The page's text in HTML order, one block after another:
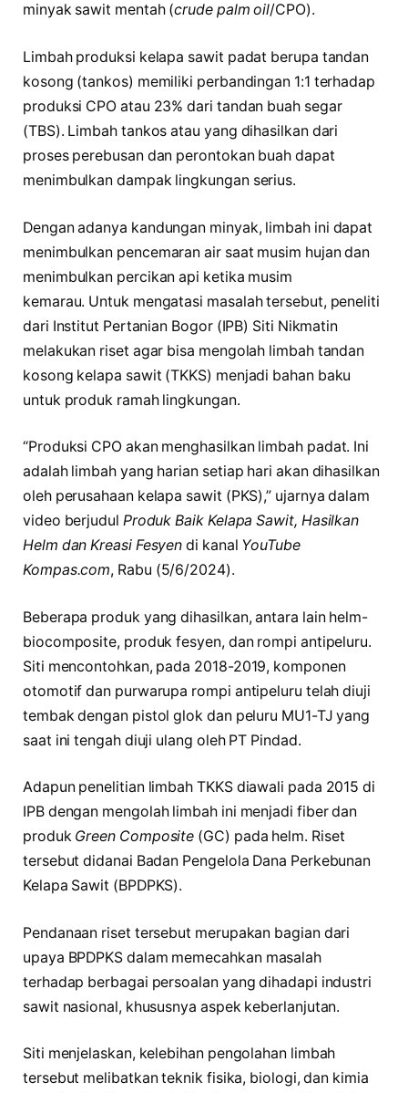
minyak sawit mentah (crude palm oil/CPO).
Limbah produksi kelapa sawit padat berupa tandan
kosong (tankos) memiliki perbandingan 1:1 terhadap
produksi CPO atau 23% dari tandan buah segar
(TBS). Limbah tankos atau yang dihasilkan dari
proses perebusan dan perontokan buah dapat
menimbulkan dampak lingkungan serius.
Dengan adanya kandungan minyak, limbah ini dapat
menimbulkan pencemaran air saat musim hujan dan
menimbulkan percikan api ketika musim
kemarau. Untuk mengatasi masalah tersebut, peneliti
dari Institut Pertanian Bogor (IPB) Siti Nikmatin
melakukan riset agar bisa mengolah limbah tandan
kosong kelapa sawit (TKKS) menjadi bahan baku
untuk produk ramah lingkungan.
“Produksi CPO akan menghasilkan limbah padat. Ini
adalah limbah yang harian setiap hari akan dihasilkan
oleh perusahaan kelapa sawit (PKS),” ujarnya dalam
video berjudul Produk Baik Kelapa Sawit, Hasilkan
Helm dan Kreasi Fesyen di kanal YouTube
Kompas.com, Rabu (5/6/2024).
Beberapa produk yang dihasilkan, antara lain helm-
biocomposite, produk fesyen, dan rompi antipeluru.
Siti mencontohkan, pada 2018-2019, komponen
otomotif dan purwarupa rompi antipeluru telah diuji
tembak dengan pistol glok dan peluru MU1-TJ yang
saat ini tengah diuji ulang oleh PT Pindad.
Adapun penelitian limbah TKKS diawali pada 2015 di
IPB dengan mengolah limbah ini menjadi fiber dan
produk Green Composite (GC) pada helm. Riset
tersebut didanai Badan Pengelola Dana Perkebunan
Kelapa Sawit (BPDPKS).
Pendanaan riset tersebut merupakan bagian dari
upaya BPDPKS dalam memecahkan masalah
terhadap berbagai persoalan yang dihadapi industri
sawit nasional, khususnya aspek keberlanjutan.
Siti menjelaskan, kelebihan pengolahan limbah
tersebut melibatkan teknik fisika, biologi, dan kimia